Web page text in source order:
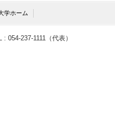
学ホーム
054-237-1111（代表）